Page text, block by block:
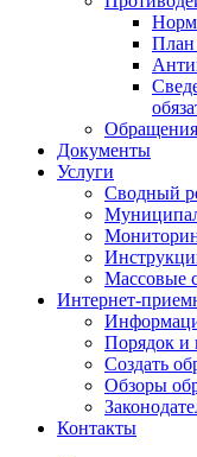
План
Документы
Услуги
Сводный
Массовые
Интернет-
Порядок и
Создать
Обзоры
Контакты